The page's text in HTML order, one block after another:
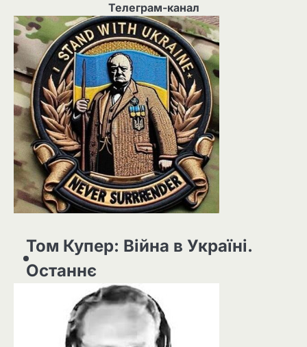
Телеграм-канал
Том Купер: Війна в Україні.
Останнє